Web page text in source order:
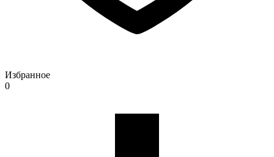
Избранное
0